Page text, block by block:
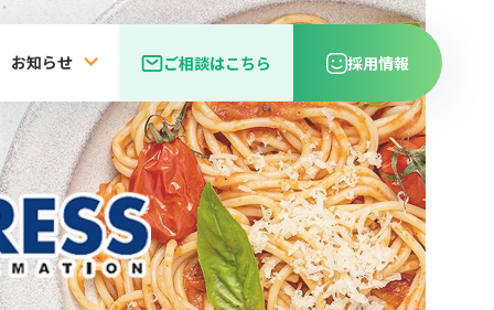
お知らせ ご相談はこちら 採用情報